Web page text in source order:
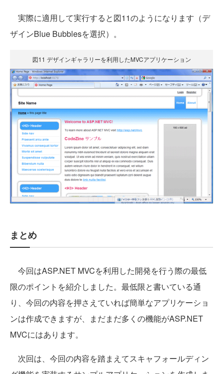
実際に適用して実行すると図11のようになります（デ
ザインBlue Bubblesを選択）。
図11 デザインギャラリーを利用したMVCアプリケーション
まとめ
今回はASP.NET MVCを利用した開発を行う際の最低
限のポイントを紹介しました。最低限と書いている通
り、今回の内容を押さえていれば簡単なアプリケーショ
ンは作成できますが、まだまだ多くの機能がASP.NET
MVCにはあります。
次回は、今回の内容を踏まえてスキャフォールディン